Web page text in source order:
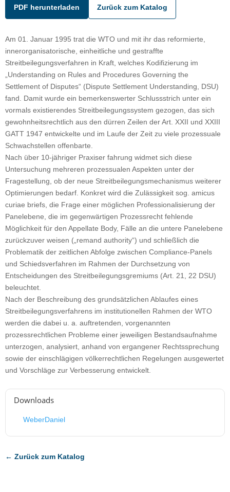
PDF herunterladen Zurück zum Katalog
Am 01. Januar 1995 trat die WTO und mit ihr das reformierte,
innerorganisatorische, einheitliche und gestraffte
Streitbeilegungsverfahren in Kraft, welches Kodifizierung im
„Understanding on Rules and Procedures Governing the
Settlement of Disputes“ (Dispute Settlement Understanding, DSU)
fand. Damit wurde ein bemerkenswerter Schlussstrich unter ein
vormals existierendes Streitbeilegungssystem gezogen, das sich
gewohnheitsrechtlich aus den dürren Zeilen der Art. XXII und XXIII
GATT 1947 entwickelte und im Laufe der Zeit zu viele prozessuale
Schwachstellen offenbarte.
Nach über 10-jähriger Praxiser fahrung widmet sich diese
Untersuchung mehreren prozessualen Aspekten unter der
Fragestellung, ob der neue Streitbeilegungsmechanismus weiterer
Optimierungen bedarf. Konkret wird die Zulässigkeit sog. amicus
curiae briefs, die Frage einer möglichen Professionalisierung der
Panelebene, die im gegenwärtigen Prozessrecht fehlende
Möglichkeit für den Appellate Body, Fälle an die untere Panelebene
zurückzuver weisen („remand authority“) und schließlich die
Problematik der zeitlichen Abfolge zwischen Compliance-Panels
und Schiedsverfahren im Rahmen der Durchsetzung von
Entscheidungen des Streitbeilegungsgremiums (Art. 21, 22 DSU)
beleuchtet.
Nach der Beschreibung des grundsätzlichen Ablaufes eines
Streitbeilegungsverfahrens im institutionellen Rahmen der WTO
werden die dabei u. a. auftretenden, vorgenannten
prozessrechtlichen Probleme einer jeweiligen Bestandsaufnahme
unterzogen, analysiert, anhand von ergangener Rechtssprechung
sowie der einschlägigen völkerrechtlichen Regelungen ausgewertet
und Vorschläge zur Verbesserung entwickelt.
Downloads
WeberDaniel
← Zurück zum Katalog